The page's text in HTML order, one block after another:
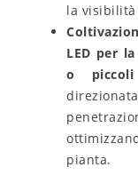
la
LED per
o
pianta.